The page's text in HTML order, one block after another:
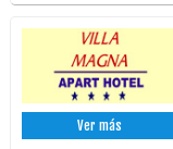
Ver más